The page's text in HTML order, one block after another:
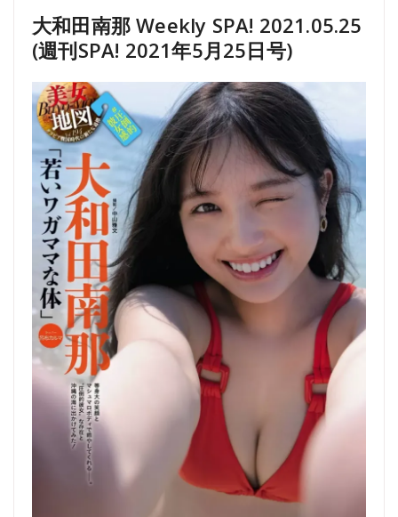
大和田南那 Weekly SPA! 2021.05.25
(週刊SPA! 2021年5月25日号)